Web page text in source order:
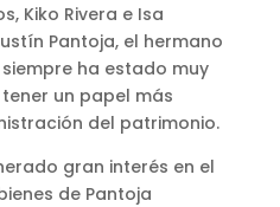
Kiko Rivera e Isa
Pantoja, el hermano
ha estado muy
un papel más
del patrimonio.
gran interés en el
de Pantoja